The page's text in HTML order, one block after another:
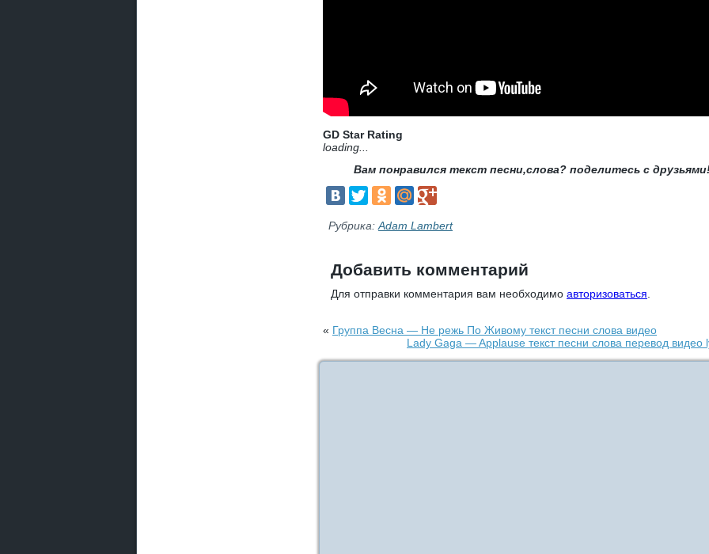
GD Star Rating
loading...
Вам понравился текст песни,слова? поделитесь с
Рубрика: Adam Lambert
Добавить комментарий
Для отправки комментария вам необходимо авторизоваться
« Группа Весна — Не режь По Живому текст песни слова видео
Lady Gaga — Applause текст песни слова перевод видео